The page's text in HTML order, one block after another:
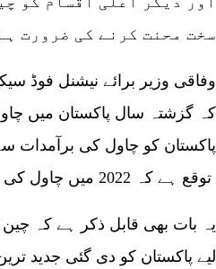
سخت محنت کرنے کی ضرورت
وفاقی وزیر برائے نیشنل فوڈ
یہ بات بھی قابل ذکر ہے کہ
لیے پاکستان کو دی گئی جدید